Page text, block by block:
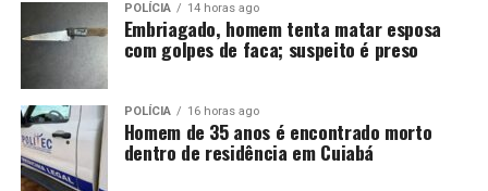
MT participa em evento que vai discutir novas
abordagens para a gestão educacional
DON'T MISS
Chuvas continuam e mantém alerta contra a dengue em
Cuiabá; veja os cuidados
POLÍCIA 14 horas ago
Embriagado, homem tenta matar esposa
com golpes de faca; suspeito é preso
POLÍCIA 16 horas ago
Homem de 35 anos é encontrado morto
dentro de residência em Cuiabá